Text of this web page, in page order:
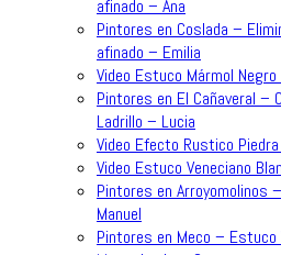
afinado – Ana
Pintores en Coslada –
afinado – Emilia
Video Estuco Mármol
Pintores en El Cañaveral –
Ladrillo – Lucia
Video Efecto Rustico
Video Estuco Veneciano
Pintores en Arroyomolinos
Manuel
Pintores en Meco – Estuco